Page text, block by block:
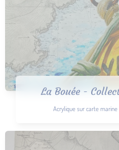
La Bouée -
Acrylique sur carte